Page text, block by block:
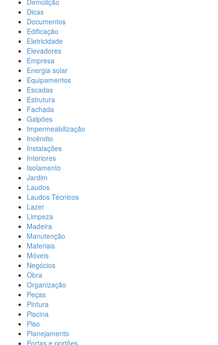
Demolição
Dicas
Documentos
Edificação
Eletricidade
Elevadores
Empresa
Energia solar
Equipamentos
Escadas
Estrutura
Fachada
Galpões
Impermeabilização
Incêndio
Instalações
Interiores
Isolamento
Jardim
Laudos
Laudos Técnicos
Lazer
Limpeza
Madeira
Manutenção
Materiais
Móveis
Negócios
Obra
Organização
Peças
Pintura
Piscina
Piso
Planejamento
Portas e portões